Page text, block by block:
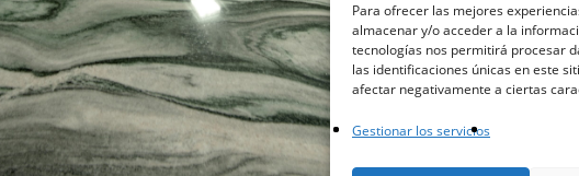
Para ofrecer las mejores
almacenar y/o acceder a la
tecnologías nos permitirá procesar
las identificaciones únicas en este
afectar negativamente a ciertas
Gestionar los servicios
facebook instagram whatsapp email